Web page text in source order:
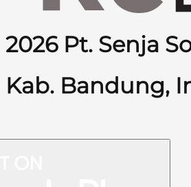
2026 Pt. Senja
Kab. Bandung,